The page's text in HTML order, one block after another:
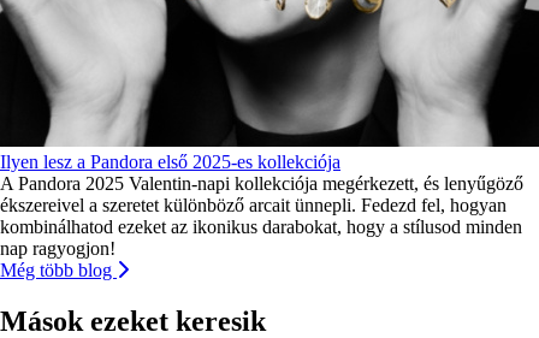
Ilyen lesz a Pandora első 2025-es kollekciója
A Pandora 2025 Valentin-napi kollekciója megérkezett, és lenyűgöző
ékszereivel a szeretet különböző arcait ünnepli. Fedezd fel, hogyan
kombinálhatod ezeket az ikonikus darabokat, hogy a stílusod minden
nap ragyogjon!
Még több blog
Mások ezeket keresik